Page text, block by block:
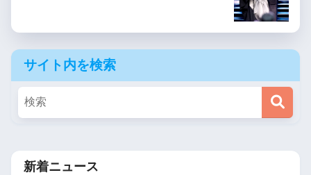
サイト内を検索
新着ニュース